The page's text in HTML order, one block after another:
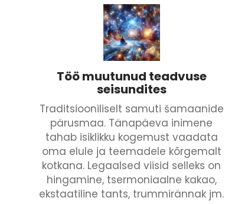
Töö muutunud teadvuse
seisundites
Traditsiooniliselt samuti šamaanide
pärusmaa. Tänapäeva inimene
tahab isiklikku kogemust vaadata
oma elule ja teemadele kõrgemalt
kotkana. Legaalsed viisid selleks on
hingamine, tsermoniaalne kakao,
ekstaatiline tants, trummirännak jm.